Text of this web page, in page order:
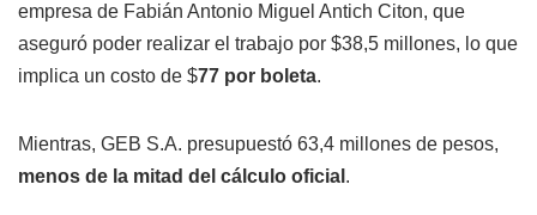
empresa de Fabián Antonio Miguel Antich Citon, que
aseguró poder realizar el trabajo por $38,5 millones, lo que
implica un costo de $77 por boleta.
Mientras, GEB S.A. presupuestó 63,4 millones de pesos,
menos de la mitad del cálculo oficial .